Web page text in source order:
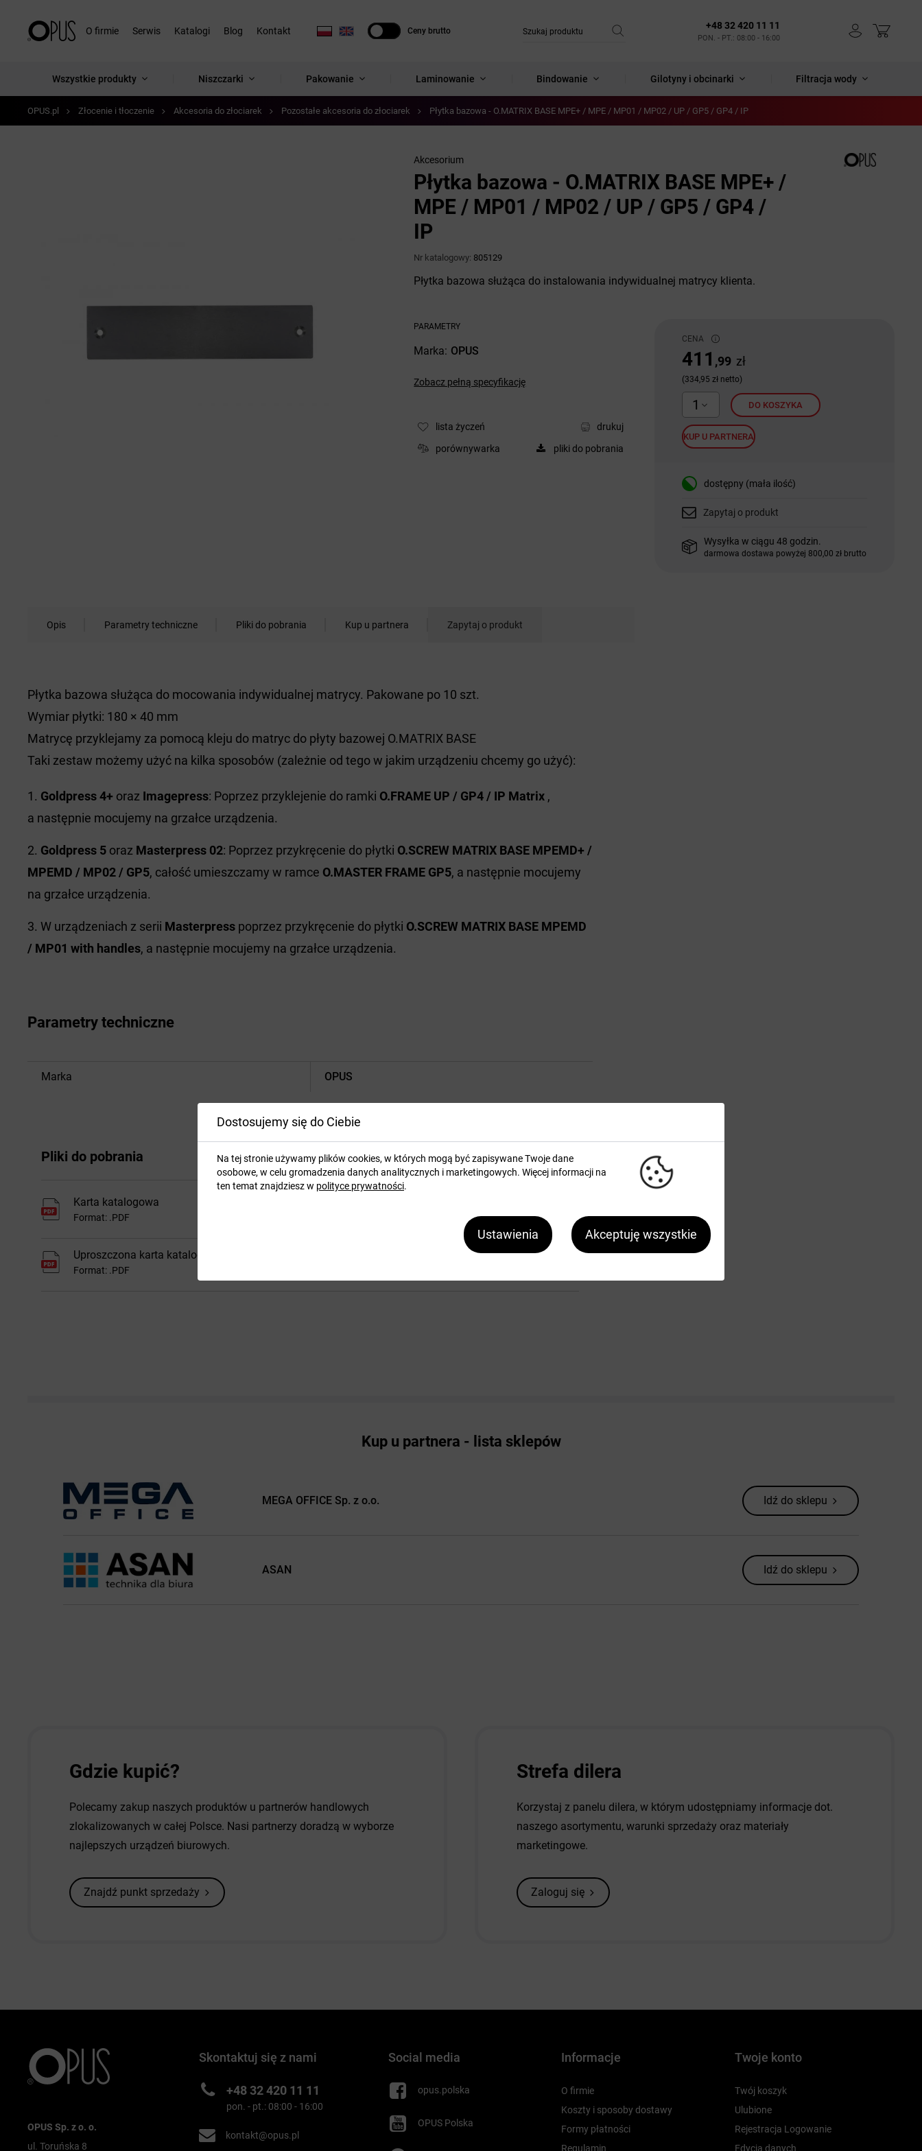
O firmie Serwis Katalogi Blog Kontakt
Ceny brutto
+48 32 420 11 11
PON. - PT.: 08:00 - 16:00
Wszystkie produkty Niszczarki Pakowanie Laminowanie Bindowanie Gilotyny i obcinarki Filtracja wody
OPUS.pl Złocenie i tłoczenie Akcesoria do złociarek Pozostałe akcesoria do złociarek Płytka bazowa - O.MATRIX BASE MPE+ / MPE / MP01 / MP02 / UP / GP5 / GP4 / IP
Akcesorium
Płytka bazowa - O.MATRIX BASE MPE+ /
MPE / MP01 / MP02 / UP / GP5 / GP4 /
IP
Nr katalogowy: 805129
PARAMETRY
Marka OPUS
Zobacz pełną specyfikację
lista życzeń
drukuj
porównywarka
pliki do pobrania
CENA
411 ,99 zł
(334,95 zł netto)
1 DO KOSZYKA
KUP U PARTNERA
dostępny (mała ilość)
Zapytaj o produkt
Wysyłka w ciągu 48 godzin.
darmowa dostawa powyżej 800,00 zł brutto
Płytka bazowa służąca do instalowania indywidualnej matrycy klienta.
Opis Parametry techniczne Pliki do pobrania Kup u partnera Zapytaj o produkt
Płytka bazowa służąca do mocowania indywidualnej matrycy. Pakowane po 10 szt.
Wymiar płytki: 180 × 40 mm
Matrycę przyklejamy za pomocą kleju do matryc do płyty bazowej O.MATRIX BASE
Taki zestaw możemy użyć na kilka sposobów (zależnie od tego w jakim urządzeniu chcemy go użyć):
Goldpress 4+ oraz Imagepress: Poprzez przyklejenie do ramki O.FRAME UP / GP4 / IP Matrix ,
a następnie mocujemy na grzałce urządzenia.
Goldpress 5 oraz Masterpress 02: Poprzez przykręcenie do płytki O.SCREW MATRIX BASE MPEMD+ /
MPEMD / MP02 / GP5, całość umieszczamy w ramce O.MASTER FRAME GP5, a następnie mocujemy
na grzałce urządzenia.
W urządzeniach z serii Masterpress poprzez przykręcenie do płytki O.SCREW MATRIX BASE MPEMD
/ MP01 with handles, a następnie mocujemy na grzałce urządzenia.
Parametry techniczne
Marka OPUS
Pliki do pobrania
Karta katalogowa
Format: .PDF
Uproszczona karta katalogowa
Format: .PDF
Kup u partnera - lista sklepów
MEGA OFFICE Sp. z o.o. Idź do sklepu
ASAN Idź do sklepu
Dostosujemy się do Ciebie
Na tej stronie używamy plików cookies, w których mogą być zapisywane Twoje dane
osobowe, w celu gromadzenia danych analitycznych i marketingowych. Więcej informacji na
ten temat znajdziesz w polityce prywatności.
Ustawienia Akceptuję wszystkie
Gdzie kupić?
Polecamy zakup naszych produktów u partnerów handlowych
zlokalizowanych w całej Polsce. Nasi partnerzy doradzą w wyborze
najlepszych urządzeń biurowych.
Znajdź punkt sprzedaży
Strefa dilera
Korzystaj z panelu dilera, w którym udostępniamy informacje dot.
naszego asortymentu, warunki sprzedaży oraz materiały
marketingowe.
Zaloguj się
OPUS Sp. z o. o.
ul. Toruńska 8
Skontaktuj się z nami
+48 32 420 11 11
pon. - pt.: 08:00 - 16:00
kontakt@opus.pl
Social media
opus.polska
OPUS Polska
Informacje
O firmie
Koszty i sposoby dostawy
Formy płatności
Regulamin
Twoje konto
Twój koszyk
Ulubione
Rejestracja Logowanie
Edycja danych